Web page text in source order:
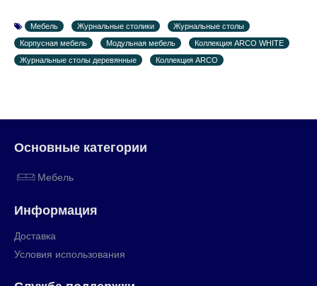
Мебель Журнальные столики
Журнальные столы
Корпусная мебель
Модульная мебель
Коллекция ARCO WHITE
Журнальные столы деревянные
Коллекция ARCO
Основные категории
Мебель
Информация
Доставка
Условия использования